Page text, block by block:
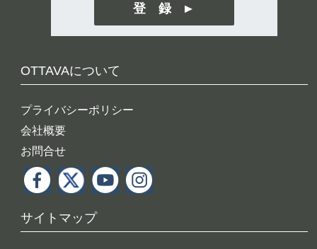
OTTAVAについて
プライバシーポリシー
会社概要
お問合せ
サイトマップ
登 録